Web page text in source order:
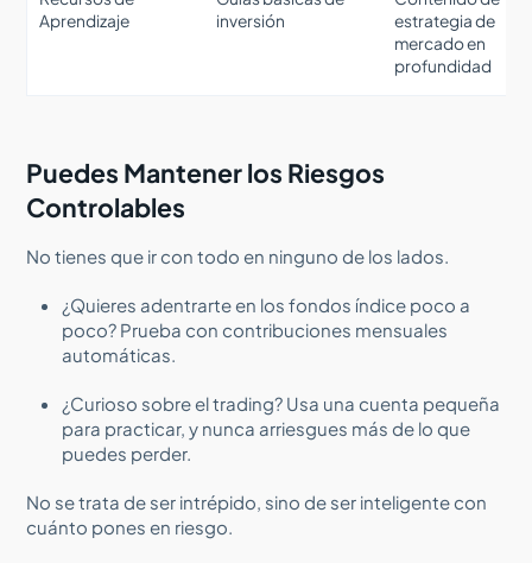
Aprendizaje
inversión
estrategia de
mercado en
profundidad
Puedes Mantener los Riesgos
Controlables
No tienes que ir con todo en ninguno de los lados.
¿Quieres adentrarte en los fondos índice poco a
poco? Prueba con contribuciones mensuales
automáticas.
¿Curioso sobre el trading? Usa una cuenta pequeña
para practicar, y nunca arriesgues más de lo que
puedes perder.
No se trata de ser intrépido, sino de ser inteligente con
cuánto pones en riesgo.